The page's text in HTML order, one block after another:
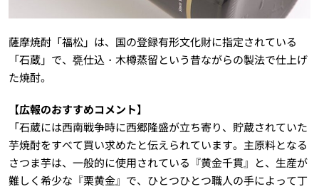
薩摩焼酎「福松」は、国の登録有形文化財に指定されている
「石蔵」で、甕仕込・木樽蒸留という昔ながらの製法で仕上げ
た焼酎。
【広報のおすすめコメント】
「石蔵には西南戦争時に西郷隆盛が立ち寄り、貯蔵されていた
芋焼酎をすべて買い求めたと伝えられています。主原料となる
さつま芋は、一般的に使用されている『黄金千貫』と、生産が
難しく希少な『栗黄金』で、ひとつひとつ職人の手によって丁